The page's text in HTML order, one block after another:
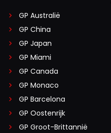
GP Australië
GP China
GP Japan
GP Miami
GP Canada
GP Monaco
GP Barcelona
GP Oostenrijk
GP Groot-Brittannië